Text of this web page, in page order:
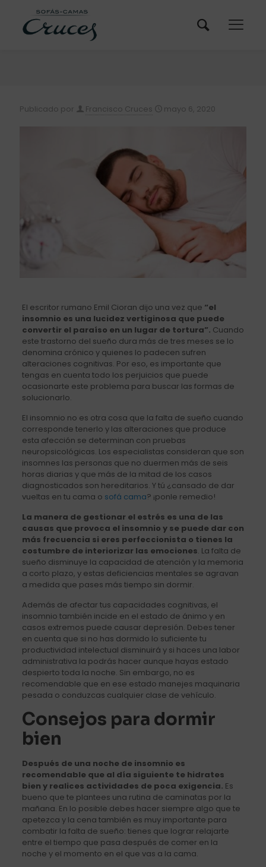
Publicado por Francisco Cruces mayo 6, 2020
El escritor rumano Emil Cioran dijo una vez que “el
insomnio es una lucidez vertiginosa que puede
convertir el paraíso en un lugar de tortura”. Cuando
este trastorno del sueño dura más de tres meses se lo
denomina crónico y quienes lo padecen sufren
alteraciones cognitivas. Por eso, es importante que
tengas en cuenta todo los perjuicios que puede
ocasionarte este problema para buscar las formas de
solucionarlo.
El insomnio no es otra cosa que la falta de sueño cuando
corresponde tenerlo y las alteraciones que produce
esta afección se determinan con pruebas
neuropsicológicas. Los especialistas consideran que son
insomnes las personas que no duermen más de seis
horas diarias y que más de la mitad de los casos
diagnosticados son hereditarios. Y tú ¿cansado de dar
vueltas en tu cama o sofá cama? ¡ponle remedio!
La manera de gestionar el estrés es una de las
causas que provoca el insomnio y se puede dar con
más frecuencia si eres perfeccionista o tienes la
costumbre de interiorizar las emociones. La falta de
sueño disminuye la capacidad de atención y la memoria
a corto plazo, y estas deficiencias mentales se agravan
a medida que pases más tiempo sin dormir.
Además de afectar tus capacidades cognitivas, el
insomnio también incide en el estado de ánimo y en
casos extremos puede causar depresión. Debes tener
en cuenta que si no has dormido lo suficiente tu
productividad intelectual disminuirá y si haces una labor
administrativa la podrás hacer aunque hayas estado
despierto toda la noche. Sin embargo, no es
recomendable que en ese estado manejes maquinaria
pesada o conduzcas cualquier clase de vehículo.
Consejos para dormir
bien
Después de una noche de insomnio es
recomendable que al día siguiente te hidrates
bien y realices actividades de poca exigencia. Es
bueno que te plantees una rutina de caminatas por la
mañana. En lo posible debes hacer siempre algo que te
apetezca y la cena también es muy importante para
combatir la falta de sueño: tienes que lograr relajarte
entre el tiempo que pasa después de comer en la
noche y el momento en el que vas a la cama.